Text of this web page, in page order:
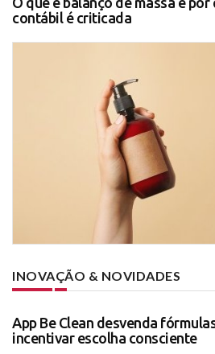
contábil é criticada
INOVAÇÃO & NOVIDADES
App Be Clean desvenda
incentivar escolha consciente